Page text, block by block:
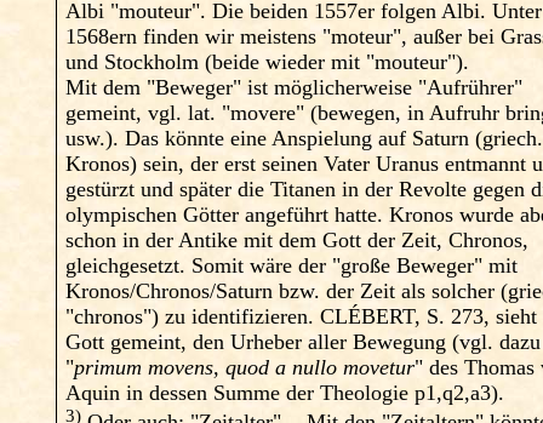
Albi "mouteur". Die beiden 1557er folgen Albi.
1568ern finden wir meistens "moteur", außer bei
und Stockholm (beide wieder mit "mouteur").
Mit dem "Beweger" ist möglicherweise "Aufrührer"
gemeint, vgl. lat. "movere" (bewegen, in Aufruhr
usw.). Das könnte eine Anspielung auf Saturn (griech.
Kronos) sein, der erst seinen Vater Uranus entmannt
gestürzt und später die Titanen in der Revolte gegen
olympischen Götter angeführt hatte. Kronos wurde
schon in der Antike mit dem Gott der Zeit, Chronos,
gleichgesetzt. Somit wäre der "große Beweger" mit
Kronos/Chronos/Saturn bzw. der Zeit als solcher
"chronos") zu identifizieren. CLÉBERT, S. 273, sieht
Gott gemeint, den Urheber aller Bewegung (vgl. dazu
"primum movens, quod a nullo movetur" des Thomas
Aquin in dessen Summe der Theologie p1,q2,a3).
3)